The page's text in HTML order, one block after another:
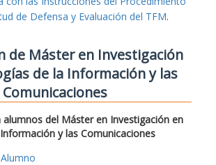
de Defensa y Evaluación del TFM.
de Máster en Investigación
de la Información y las
Comunicaciones
alumnos del Máster en Investigación en
y las Comunicaciones